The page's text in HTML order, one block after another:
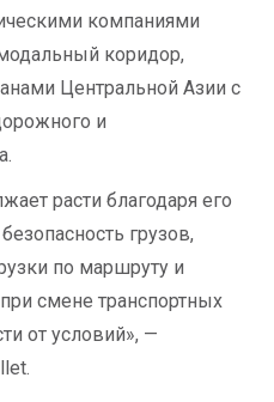
компаниями
коридор,
Центральной Азии с
и
расти благодаря его
грузов,
по маршруту и
смене транспортных
от условий», —